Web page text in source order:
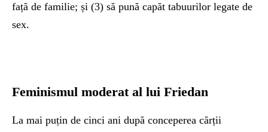
față de familie; și (3) să pună capăt tabuurilor legate de
sex.
Feminismul moderat al lui Friedan
La mai puțin de cinci ani după conceperea cărții